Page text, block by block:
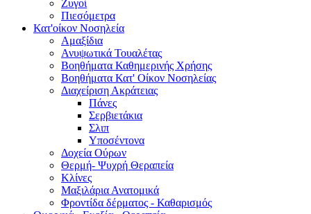
Ζυγοί
Πιεσόμετρα
Κατ'οίκον Νοσηλεία
Αμαξίδια
Ανυψωτικά Τουαλέτας
Βοηθήματα Καθημερινής Χρήσης
Βοηθήματα Κατ' Οίκον Νοσηλείας
Διαχείριση Ακράτειας
Πάνες
Σερβιετάκια
Σλιπ
Υποσέντονα
Δοχεία Ούρων
Θερμή- Ψυχρή Θεραπεία
Κλίνες
Μαξιλάρια Ανατομικά
Φροντίδα δέρματος - Καθαρισμός